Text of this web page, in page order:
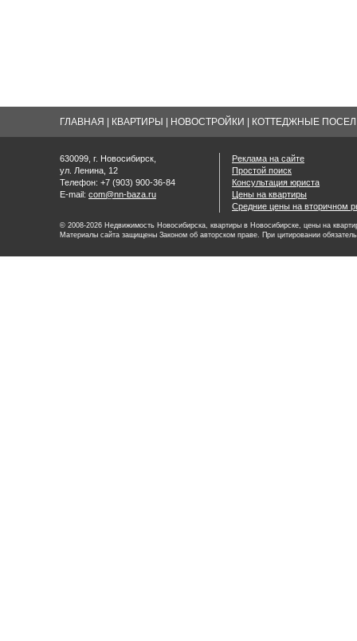
ГЛАВНАЯ КВАРТИРЫ НОВОСТРОЙКИ КОТТЕДЖНЫЕ
630099, г. Новосибирск,
ул. Ленина, 12
Телефон: +7 (903) 900-36-84
E-mail: com@nn-baza.ru
Реклама на сайте
Простой поиск
Консультация юриста
Цены на квартиры
Средние цены на вторичном
© 2008-2026 Недвижимость Новосибирска, квартиры в Новосибирске, цены на
Материалы сайта защищены Законом об авторском праве. При цитировании